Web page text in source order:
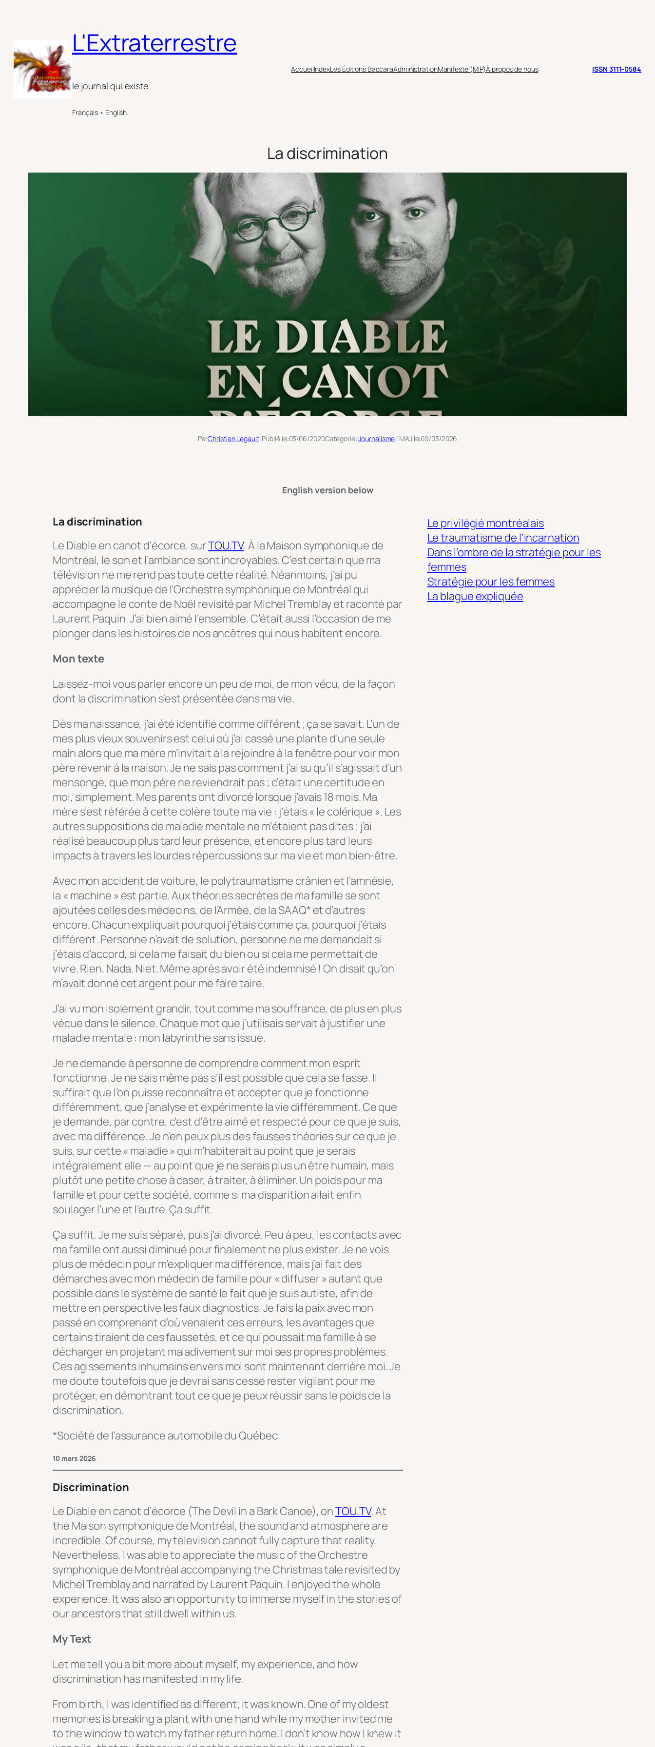
L'Extraterrestre
le journal qui existe
Français • English
AccueilIndexLes Éditions BaccaraAdministrationManifeste (MIP)À propos de nous ISSN 3111-0584
La discrimination
ParChristian Legault| Publié le:03/06/2020Catégorie:Journalisme | MAJ le:09/03/2026
English version below
La discrimination
Le Diable en canot d’écorce, surTOU.TV. À la Maison symphonique de
Montréal, le son et l’ambiance sont incroyables. C’est certain que ma
télévision ne me rend pas toute cette réalité. Néanmoins, j’ai pu
apprécier la musique de l’Orchestre symphonique de Montréal qui
accompagne le conte de Noël revisité par Michel Tremblay et raconté par
Laurent Paquin. J’ai bien aimé l’ensemble. C’était aussi l’occasion de me
plonger dans les histoires de nos ancêtres qui nous habitent encore.
Mon texte
Laissez-moi vous parler encore un peu de moi, de mon vécu, de la façon
dont la discrimination s’est présentée dans ma vie.
Dès ma naissance, j’ai été identifié comme différent ; ça se savait. L’un de
mes plus vieux souvenirs est celui où j’ai cassé une plante d’une seule
main alors que ma mère m’invitait à la rejoindre à la fenêtre pour voir mon
père revenir à la maison. Je ne sais pas comment j’ai su qu’il s’agissait d’un
mensonge, que mon père ne reviendrait pas ; c’était une certitude en
moi, simplement. Mes parents ont divorcé lorsque j’avais 18 mois. Ma
mère s’est référée à cette colère toute ma vie : j’étais « le colérique ». Les
autres suppositions de maladie mentale ne m’étaient pas dites ; j’ai
réalisé beaucoup plus tard leur présence, et encore plus tard leurs
impacts à travers les lourdes répercussions sur ma vie et mon bien-être.
Avec mon accident de voiture, le polytraumatisme crânien et l’amnésie,
la « machine » est partie. Aux théories secrètes de ma famille se sont
ajoutées celles des médecins, de l’Armée, de la SAAQ* et d’autres
encore. Chacun expliquait pourquoi j’étais comme ça, pourquoi j’étais
différent. Personne n’avait de solution, personne ne me demandait si
j’étais d’accord, si cela me faisait du bien ou si cela me permettait de
vivre. Rien. Nada. Niet. Même après avoir été indemnisé ! On disait qu’on
m’avait donné cet argent pour me faire taire.
J’ai vu mon isolement grandir, tout comme ma souffrance, de plus en plus
vécue dans le silence. Chaque mot que j’utilisais servait à justifier une
maladie mentale : mon labyrinthe sans issue.
Je ne demande à personne de comprendre comment mon esprit
fonctionne. Je ne sais même pas s’il est possible que cela se fasse. Il
suffirait que l’on puisse reconnaître et accepter que je fonctionne
différemment, que j’analyse et expérimente la vie différemment. Ce que
je demande, par contre, c’est d’être aimé et respecté pour ce que je suis,
avec ma différence. Je n’en peux plus des fausses théories sur ce que je
suis, sur cette « maladie » qui m’habiterait au point que je serais
intégralement elle — au point que je ne serais plus un être humain, mais
plutôt une petite chose à caser, à traiter, à éliminer. Un poids pour ma
famille et pour cette société, comme si ma disparition allait enfin
soulager l’une et l’autre. Ça suffit.
Ça suffit. Je me suis séparé, puis j’ai divorcé. Peu à peu, les contacts avec
ma famille ont aussi diminué pour finalement ne plus exister. Je ne vois
plus de médecin pour m’expliquer ma différence, mais j’ai fait des
démarches avec mon médecin de famille pour « diffuser » autant que
possible dans le système de santé le fait que je suis autiste, afin de
mettre en perspective les faux diagnostics. Je fais la paix avec mon
passé en comprenant d’où venaient ces erreurs, les avantages que
certains tiraient de ces faussetés, et ce qui poussait ma famille à se
décharger en projetant maladivement sur moi ses propres problèmes.
Ces agissements inhumains envers moi sont maintenant derrière moi. Je
me doute toutefois que je devrai sans cesse rester vigilant pour me
protéger, en démontrant tout ce que je peux réussir sans le poids de la
discrimination.
*Société de l’assurance automobile du Québec
10 mars 2026
Discrimination
Le Diable en canot d’écorce (The Devil in a Bark Canoe), onTOU.TV. At
the Maison symphonique de Montréal, the sound and atmosphere are
incredible. Of course, my television cannot fully capture that reality.
Nevertheless, I was able to appreciate the music of the Orchestre
symphonique de Montréal accompanying the Christmas tale revisited by
Michel Tremblay and narrated by Laurent Paquin. I enjoyed the whole
experience. It was also an opportunity to immerse myself in the stories of
our ancestors that still dwell within us.
My Text
Let me tell you a bit more about myself, my experience, and how
discrimination has manifested in my life.
From birth, I was identified as different; it was known. One of my oldest
memories is breaking a plant with one hand while my mother invited me
to the window to watch my father return home. I don’t know how I knew it
Le privilégié montréalais
Le traumatisme de l’incarnation
Dans l’ombre de la stratégie pour les
femmes
Stratégie pour les femmes
La blague expliquée